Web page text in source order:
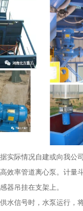
际情况自建或向我公
效率管道离心泵。计量
器吊挂在支架上。
信号时，水泵运行，